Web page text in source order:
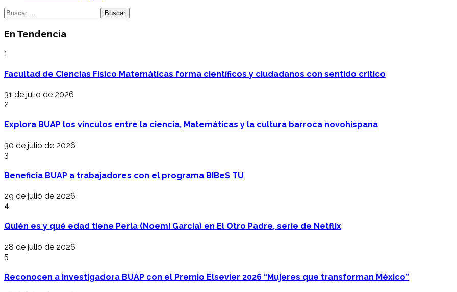
Buscar:
En Tendencia
1
Facultad de Ciencias Físico Matemáticas forma científicos y ciudadanos con sentido crítico
31 de julio de 2026
2
Explora BUAP los vínculos entre la ciencia, Matemáticas y la cultura barroca novohispana
30 de julio de 2026
3
Beneficia BUAP a trabajadores con el programa BIBeS TU
29 de julio de 2026
4
Quién es y qué edad tiene Perla (Noemí García) en El Otro Padre, serie de Netflix
28 de julio de 2026
5
Reconocen a investigadora BUAP con el Premio Elsevier 2026 “Mujeres que transforman México”